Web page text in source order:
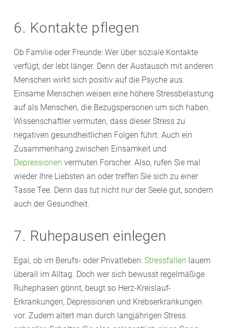
6. Kontakte pflegen
Ob Familie oder Freunde: Wer über soziale Kontakte
verfügt, der lebt länger. Denn der Austausch mit anderen
Menschen wirkt sich positiv auf die Psyche aus.
Einsame Menschen weisen eine höhere Stressbelastung
auf als Menschen, die Bezugspersonen um sich haben.
Wissenschaftler vermuten, dass dieser Stress zu
negativen gesundheitlichen Folgen führt. Auch ein
Zusammenhang zwischen Einsamkeit und
Depressionen vermuten Forscher. Also, rufen Sie mal
wieder Ihre Liebsten an oder treffen Sie sich zu einer
Tasse Tee. Denn das tut nicht nur der Seele gut, sondern
auch der Gesundheit.
7. Ruhepausen einlegen
Egal, ob im Berufs- oder Privatleben: Stressfallen lauern
überall im Alltag. Doch wer sich bewusst regelmäßige
Ruhephasen gönnt, beugt so Herz-Kreislauf-
Erkrankungen, Depressionen und Krebserkrankungen
vor. Zudem altert man durch langjährigen Stress